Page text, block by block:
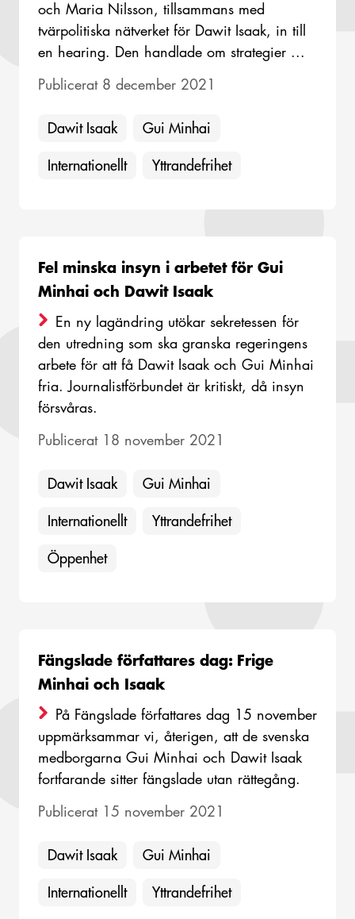
och Maria Nilsson, tillsammans med
tvärpolitiska nätverket för Dawit Isaak, in till
en hearing. Den handlade om strategier ...
Publicerat 8 december 2021
Dawit Isaak Gui Minhai
Internationellt Yttrandefrihet
Fel minska insyn i arbetet för Gui
Minhai och Dawit Isaak
En ny lagändring utökar sekretessen för
den utredning som ska granska regeringens
arbete för att få Dawit Isaak och Gui Minhai
fria. Journalistförbundet är kritiskt, då insyn
försvåras.
Publicerat 18 november 2021
Dawit Isaak Gui Minhai
Internationellt Yttrandefrihet
Öppenhet
Fängslade författares dag: Frige
Minhai och Isaak
På Fängslade författares dag 15 november
uppmärksammar vi, återigen, att de svenska
medborgarna Gui Minhai och Dawit Isaak
fortfarande sitter fängslade utan rättegång.
Publicerat 15 november 2021
Dawit Isaak Gui Minhai
Internationellt Yttrandefrihet